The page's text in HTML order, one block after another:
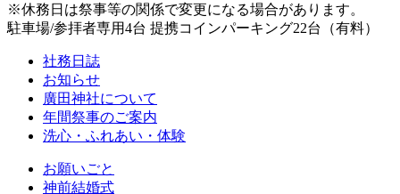
※休務日は祭事等の関係で変更になる場合があります。
駐車場/参拝者専用4台 提携コインパーキング22台（有料）
社務日誌
お知らせ
廣田神社について
年間祭事のご案内
洗心・ふれあい・体験
お願いごと
神前結婚式